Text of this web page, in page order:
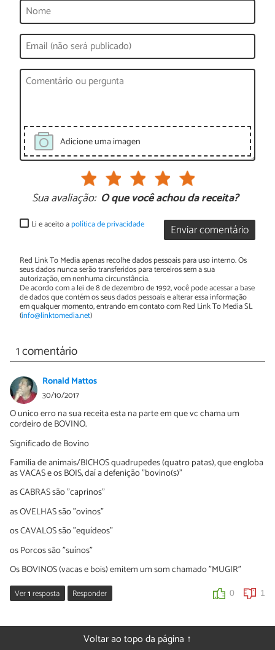
Adicione uma imagen
Sua avaliação: O que você achou da receita?
Enviar comentário
Li e aceito apolítica de privacidade
Red Link To Media apenas recolhe dados pessoais para uso interno. Os
seus dados nunca serão transferidos para terceiros sem a sua
autorização, em nenhuma circunstância.
De acordo com a lei de 8 de dezembro de 1992, você pode acessar a base
de dados que contém os seus dados pessoais e alterar essa informação
em qualquer momento, entrando em contato com Red Link To Media SL
(info@linktomedia.net)
1 comentário
Ronald Mattos
30/10/2017
O unico erro na sua receita esta na parte em que vc chama um
cordeiro de BOVINO.
Significado de Bovino
Familia de animais/BICHOS quadrupedes (quatro patas), que engloba
as VACAS e os BOIS, daí a defenição "bovino(s)"
as CABRAS são "caprinos"
as OVELHAS são "ovinos"
os CAVALOS são "equídeos"
os Porcos são "suínos"
Os BOVINOS (vacas e bois) emitem um som chamado "MUGIR"
Ver1resposta Responder 0 1
31/10/2017Voltar ao topo da página ↑